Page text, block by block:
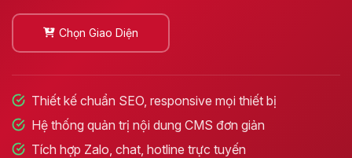
Chọn Giao Diện
Thiết kế chuẩn SEO, responsive mọi thiết bị
Hệ thống quản trị nội dung CMS đơn giản
Tích hợp Zalo, chat, hotline trực tuyến